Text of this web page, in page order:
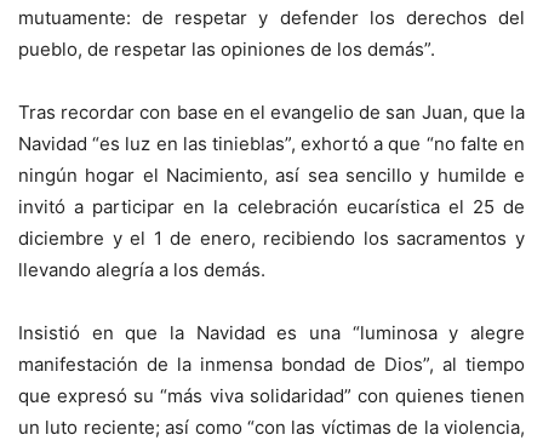
mutuamente: de respetar y defender los derechos del
pueblo, de respetar las opiniones de los demás”.
Tras recordar con base en el evangelio de san Juan, que la
Navidad “es luz en las tinieblas”, exhortó a que “no falte en
ningún hogar el Nacimiento, así sea sencillo y humilde e
invitó a participar en la celebración eucarística el 25 de
diciembre y el 1 de enero, recibiendo los sacramentos y
llevando alegría a los demás.
Insistió en que la Navidad es una “luminosa y alegre
manifestación de la inmensa bondad de Dios”, al tiempo
que expresó su “más viva solidaridad” con quienes tienen
un luto reciente; así como “con las víctimas de la violencia,